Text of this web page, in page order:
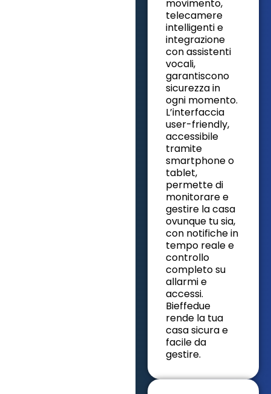
movimento,
telecamere
intelligenti e
integrazione
con assistenti
vocali,
garantiscono
sicurezza in
ogni momento.
L’interfaccia
user-friendly,
accessibile
tramite
smartphone o
tablet,
permette di
monitorare e
gestire la casa
ovunque tu sia,
con notifiche in
tempo reale e
controllo
completo su
allarmi e
accessi.
Bieffedue
rende la tua
casa sicura e
facile da
gestire.